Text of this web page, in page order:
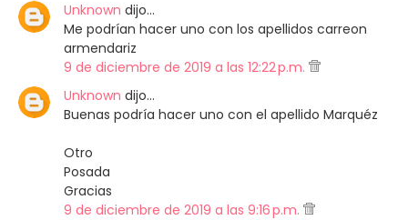
Unknown dijo…
Me podrían hacer uno con los apellidos carreon
armendariz
9 de diciembre de 2019 a las 12:22 p.m.
Unknown dijo…
Buenas podría hacer uno con el apellido Marquéz
Otro
Posada
Gracias
9 de diciembre de 2019 a las 9:16 p.m.